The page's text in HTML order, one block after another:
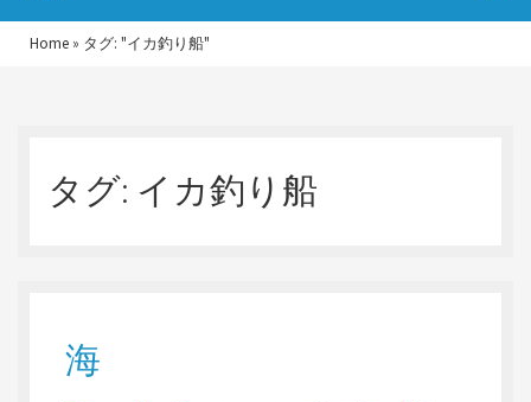
Home » タグ: "イカ釣り船"
タグ: イカ釣り船
海